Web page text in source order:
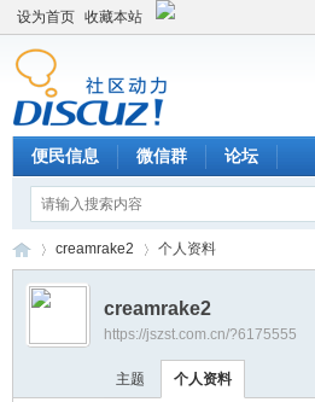
设为首页 收藏本站
便民信息 微信群 论坛
›
creamrake2 个人资料
creamrake2
https://jszst.com.cn/?6175555
主题 个人资料